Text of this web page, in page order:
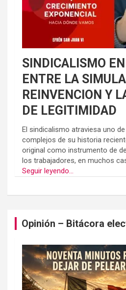
SINDICALISMO
ENTRE LA
REINVENCION Y
DE LEGITIMIDAD
El sindicalismo atraviesa uno
complejos de su historia
original como instrumento de
los trabajadores, en muchos
Seguir leyendo...
Opinión – Bitácora